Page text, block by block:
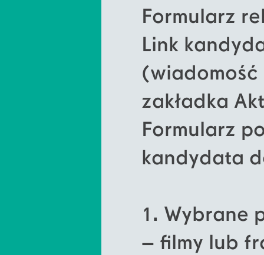
Formularz
Link
(wiadomość
zakładka
Formularz
kandydata
1. Wybrane
– filmy lub